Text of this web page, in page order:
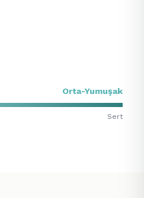
Orta-Yumuşak
Sert